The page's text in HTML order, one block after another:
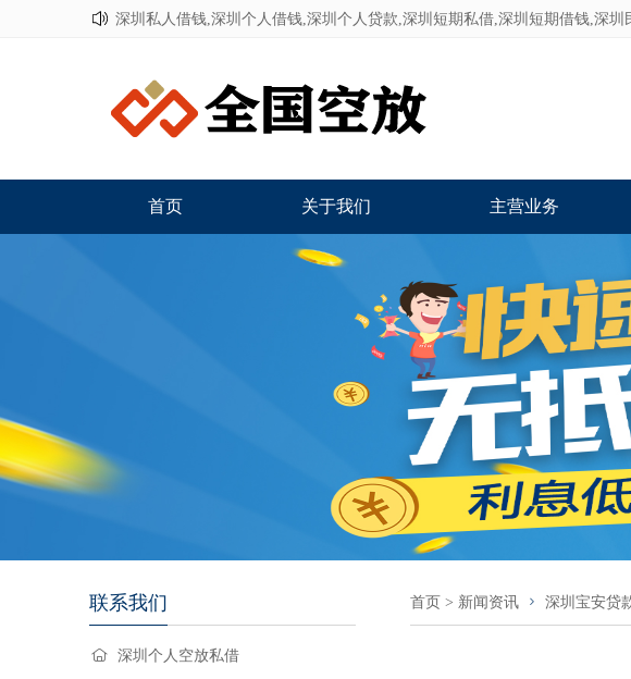
深圳私人借钱,深圳个人借钱,深圳个人贷款,深圳短期私借,深圳短期借钱,深圳
首页 关于我们 主营业务
联系我们
深圳个人空放私借
首页 > 新闻资讯 深圳宝安贷